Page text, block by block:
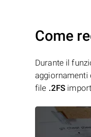
Come
Durante il
aggiornamenti
file .2FS